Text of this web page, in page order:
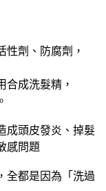
劑、防腐劑，
成洗髮精，
頭皮發炎、掉髮
問題
都是因為「洗過